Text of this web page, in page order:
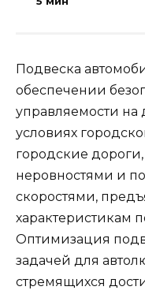
Подвеска
обеспечении
управляемости на
условиях
городские
неровностями и
скоростями,
характеристикам
Оптимизация
задачей для
стремящихся